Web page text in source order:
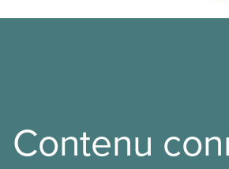
Contenu